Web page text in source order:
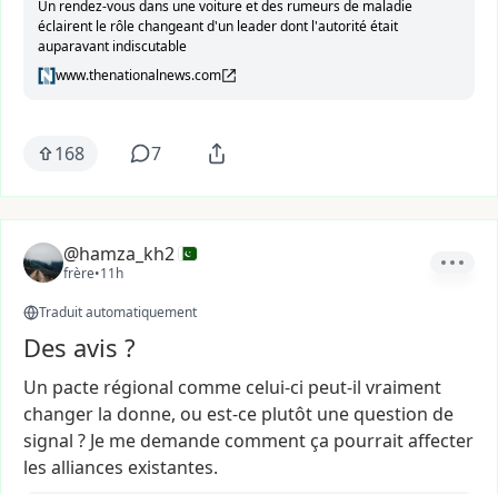
Un rendez-vous dans une voiture et des rumeurs de maladie
éclairent le rôle changeant d'un leader dont l'autorité était
auparavant indiscutable
www.thenationalnews.com
168 7
@hamza_kh2
frère•11h
Traduit automatiquement
Des avis ?
Un pacte régional comme celui-ci peut-il vraiment
changer la donne, ou est-ce plutôt une question de
signal ? Je me demande comment ça pourraitaffecter
les alliances existantes.